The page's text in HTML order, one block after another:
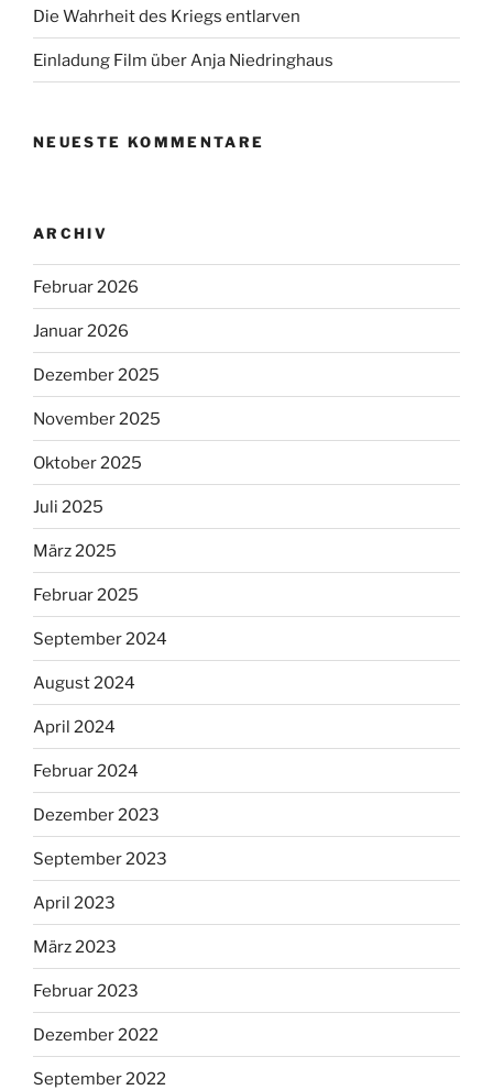
Die Wahrheit des Kriegs entlarven
Einladung Film über Anja Niedringhaus
NEUESTE KOMMENTARE
ARCHIV
Februar 2026
Januar 2026
Dezember 2025
November 2025
Oktober 2025
Juli 2025
März 2025
Februar 2025
September 2024
August 2024
April 2024
Februar 2024
Dezember 2023
September 2023
April 2023
März 2023
Februar 2023
Dezember 2022
September 2022